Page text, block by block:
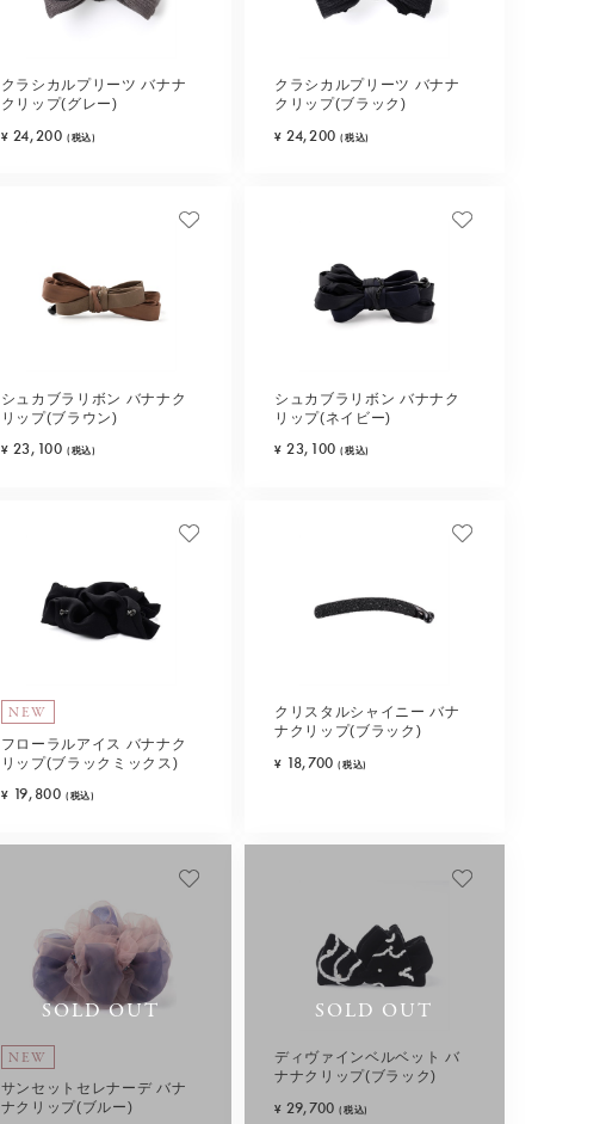
クラシカルプリーツ バナナ
クリップ(グレー)
¥ 24,200 (税込)
クラシカルプリーツ バナナ
クリップ(ブラック)
¥ 24,200 (税込)
シュカブラリボン バナナク
リップ(ブラウン)
¥ 23,100 (税込)
シュカブラリボン バナナク
リップ(ネイビー)
¥ 23,100 (税込)
NEW
フローラルアイス バナナク
リップ(ブラックミックス)
¥ 19,800 (税込)
クリスタルシャイニー バナ
ナクリップ(ブラック)
¥ 18,700 (税込)
SOLD OUT
NEW
サンセットセレナーデ バナ
ナクリップ(ブルー)
SOLD OUT
ディヴァインベルベット バ
ナナクリップ(ブラック)
¥ 29,700 (税込)